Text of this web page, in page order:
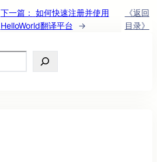
下一篇： 如何快速注册并使用
HelloWorld翻译平台
→
《返回
目录》